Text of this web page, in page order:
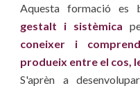
Aquesta formacióes
gestalt i sistèmica
coneixer i
produeix entre el cos,
S'aprèn a